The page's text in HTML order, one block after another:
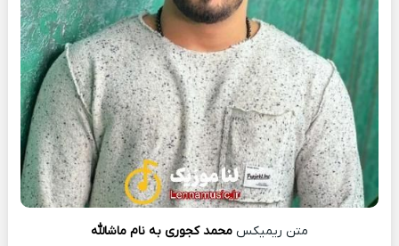
متن ریمیکس محمد کجوری به نام ماشالله